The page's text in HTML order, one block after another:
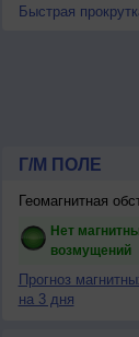
Быстрая
Г/М ПОЛЕ
Геомагнитная
Нет
возмущений
Прогноз
на 3 дня